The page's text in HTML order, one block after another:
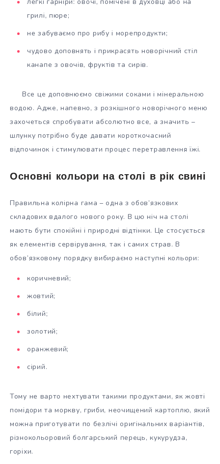
легкі гарніри: овочі, помічені в духовці або на
грилі, пюре;
не забуваємо про рибу і морепродукти;
чудово доповнять і прикрасять новорічний стіл
канапе з овочів, фруктів та сирів.
Все це доповнюємо свіжими соками і мінеральною
водою. Адже, напевно, з розкішного новорічного меню
захочеться спробувати абсолютно все, а значить –
шлунку потрібно буде давати короткочасний
відпочинок і стимулювати процес перетравлення їжі.
Основні кольори на столі в рік свині
Правильна колірна гама – одна з обов’язкових
складових вдалого нового року. В цю ніч на столі
мають бути спокійні і природні відтінки. Це стосується
як елементів сервірування, так і самих страв. В
обов’язковому порядку вибираємо наступні кольори:
коричневий;
жовтий;
білий;
золотий;
оранжевий;
сірий.
Тому не варто нехтувати такими продуктами, як жовті
помідори та моркву, гриби, неочищений картоплю, який
можна приготувати по безлічі оригінальних варіантів,
різнокольоровий болгарський перець, кукурудза,
горіхи.